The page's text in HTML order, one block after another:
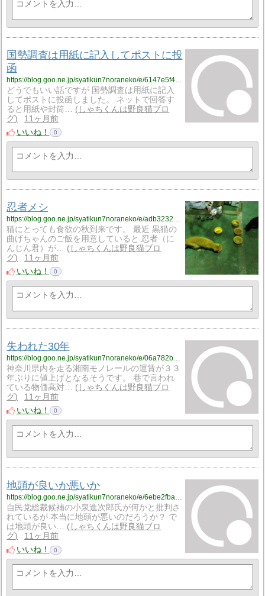
国勢調査は用紙に記入してポストに投
函
どうでもいい話ですが 国勢調査は用紙に記入
してポストに投函しました。 ネットで回答す
ると用紙や封筒…
しゃちくんは野良猫ブロ
グ
11ヶ月前
いいね！
0
忍者メシ
猫にとっても食欲の秋到来です。 最近 黒猫の
曲げちゃんのご飯を用意していると 忍者（に
んじん君）が…
しゃちくんは野良猫ブロ
グ
11ヶ月前
いいね！
0
失われた30年
https://blog.goo.ne.jp/syatikun7noraneko/e/06a782b3f972c2ce55befaa8923a14ac?fm=rss
神奈川県内を走る湘南モノレールの運賃が３３
年ぶりに値上げとなるそうです。 巷で言われ
ている物価高対…
しゃちくんは野良猫ブロ
グ
11ヶ月前
いいね！
0
地頭が良いか悪いか
https://blog.goo.ne.jp/syatikun7noraneko/e/6ebe2fba13e852d810f425876c55520e?fm=rss
自民党総裁候補の小泉進次郎氏が何かと批判さ
れているが 本当に地頭が悪いのだろうか？ で
は地頭が良い…
しゃちくんは野良猫ブロ
グ
11ヶ月前
いいね！
0